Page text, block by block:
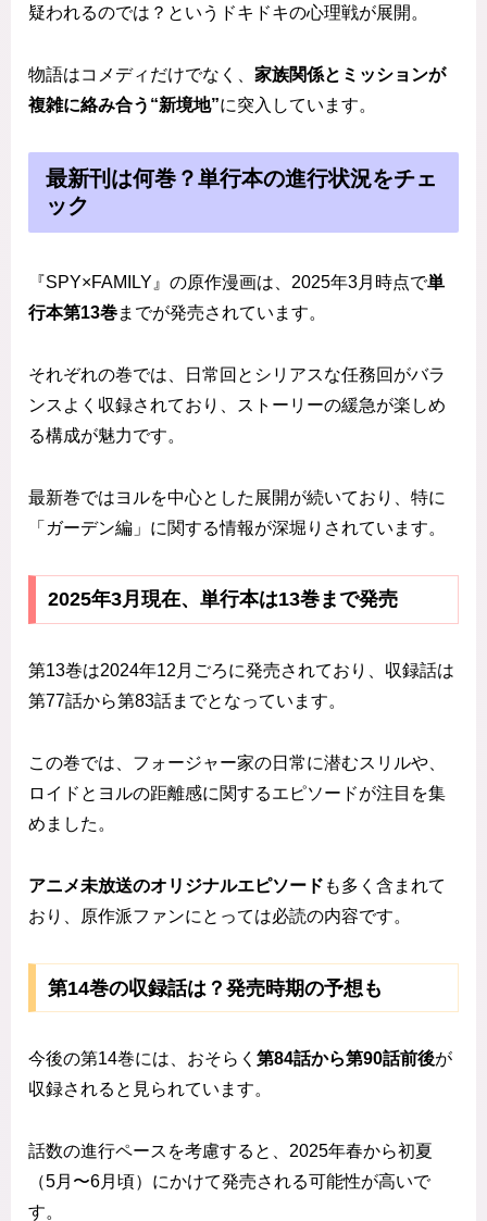
疑われるのでは？というドキドキの心理戦が展開。
物語はコメディだけでなく、 家族関係とミッションが
複雑に絡み合う“新境地”に突入しています。
最新刊は何巻？単行本の進行状況をチェ
ック
『SPY×FAMILY』の原作漫画は、2025年3月時点で単
行本第13巻までが発売されています。
それぞれの巻では、日常回とシリアスな任務回がバラ
ンスよく収録されており、ストーリーの緩急が楽しめ
る構成が魅力です。
最新巻ではヨルを中心とした展開が続いており、特に
「ガーデン編」に関する情報が深堀りされています。
2025年3月現在、単行本は13巻まで発売
第13巻は2024年12月ごろに発売されており、収録話は
第77話から第83話までとなっています。
この巻では、フォージャー家の日常に潜むスリルや、
ロイドとヨルの距離感に関するエピソードが注目を集
めました。
アニメ未放送のオリジナルエピソード も多く含まれて
おり、原作派ファンにとっては必読の内容です。
第14巻の収録話は？発売時期の予想も
今後の第14巻には、おそらく 第84話から第90話前後が
収録されると見られています。
話数の進行ペースを考慮すると、2025年春から初夏
（5月〜6月頃）にかけて発売される可能性が高いで
す。